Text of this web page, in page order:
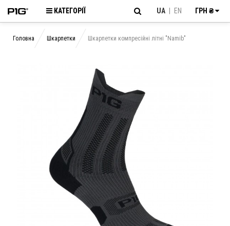
КАТЕГОРІЇ UA EN ГРН ₴
Головна Шкарпетки Шкарпетки компресійні літні "Namib"